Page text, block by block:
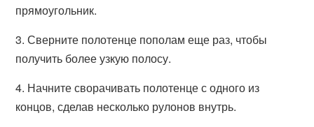
прямоугольник.
3. Сверните полотенце пополам еще раз, чтобы
получить более узкую полосу.
4. Начните сворачивать полотенце с одного из
концов, сделав несколько рулонов внутрь.